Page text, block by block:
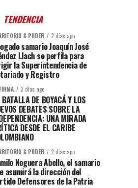
TENDENCIA
& PODER 2 días ago
samario Joaquín José
Llach se perfila para
la Superintendencia de
y Registro
2 días ago
DE BOYACÁ Y LOS
DEBATES SOBRE LA
UNA MIRADA
DESDE EL CARIBE
& PODER 2 días ago
Noguera Abello, el samario
asumirá la dirección del
Defensores de la Patria